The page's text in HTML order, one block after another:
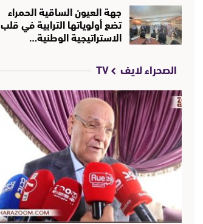
جهة العيون الساقية الحمراء
تضع أولوياتها الترابية في قلب
الاستراتيجية الوطنية…
الصحراء لايف TV